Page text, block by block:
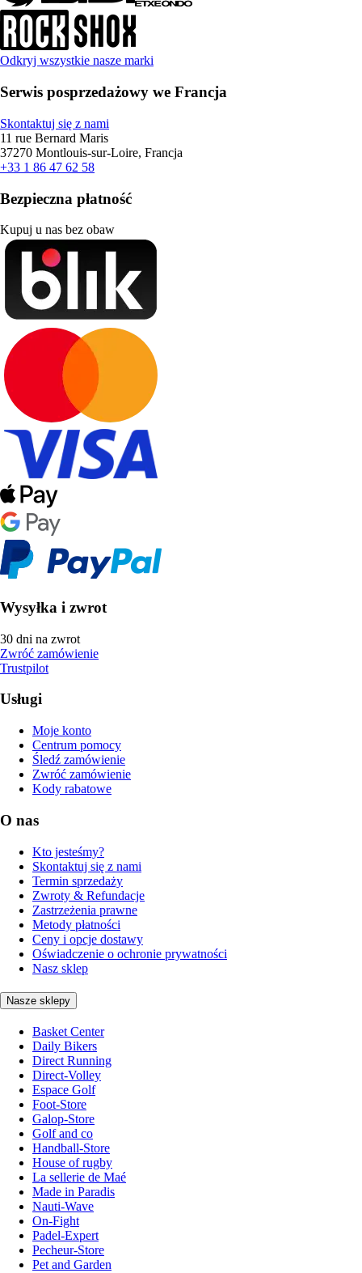
Odkryj wszystkie nasze marki
Serwis posprzedażowy we Francja
Skontaktuj się z nami
11 rue Bernard Maris
37270 Montlouis-sur-Loire, Francja
+33 1 86 47 62 58
Bezpieczna płatność
Kupuj u nas bez obaw
Wysyłka i zwrot
30 dni na zwrot
Zwróć zamówienie
Trustpilot
Usługi
Moje konto
Centrum pomocy
Śledź zamówienie
Zwróć zamówienie
Kody rabatowe
O nas
Kto jesteśmy?
Skontaktuj się z nami
Termin sprzedaży
Zwroty & Refundacje
Zastrzeżenia prawne
Metody płatności
Ceny i opcje dostawy
Oświadczenie o ochronie prywatności
Nasz sklep
Nasze sklepy
Basket Center
Daily Bikers
Direct Running
Direct-Volley
Espace Golf
Foot-Store
Galop-Store
Golf and co
Handball-Store
House of rugby
La sellerie de Maé
Made in Paradis
Nauti-Wave
On-Fight
Padel-Expert
Pecheur-Store
Pet and Garden